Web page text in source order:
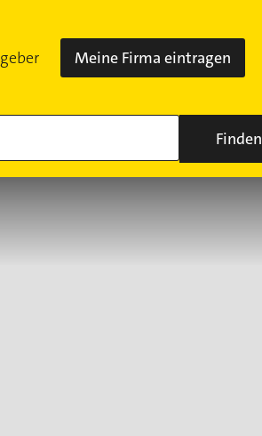
Meine Firma eintragen
Finden